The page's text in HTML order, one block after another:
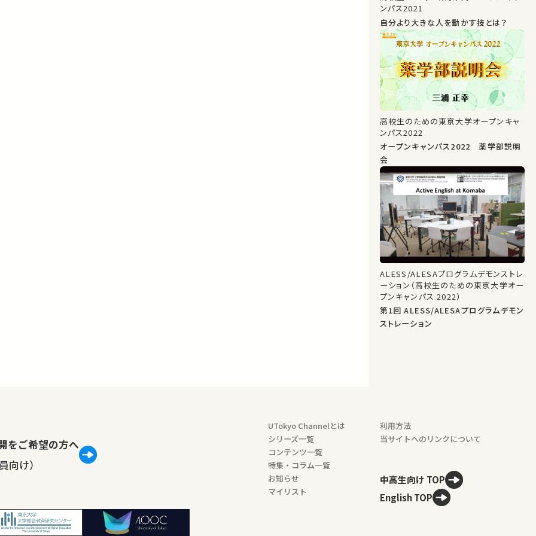
ンパス2021
自分より大きな人を動かす技とは？
高校生のための東京大学オープンキャ
ンパス2022
オープンキャンパス2022 薬学部説明
会
ALESS/ALESAプログラムデモンストレ
ーション（高校生のための東京大学オー
プンキャンパス 2022）
第1回 ALESS/ALESAプログラムデモン
ストレーション
をご希望の方へ
向け）
UTokyo Channelとは
シリーズ一覧
コンテンツ一覧
特集・コラム一覧
お知らせ
マイリスト
利用方法
当サイトへのリンクについて
中高生向け TOP
English TOP